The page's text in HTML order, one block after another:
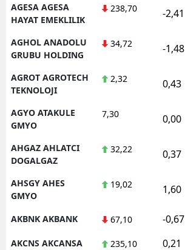
AGESA AGESA
HAYAT EMEKLILIK
238,70 -2,41
AGHOL ANADOLU
GRUBU HOLDING
34,72 -1,48
AGROT AGROTECH
TEKNOLOJI
2,32 0,43
AGYO ATAKULE
GMYO
7,30 0,00
AHGAZ AHLATCI
DOGALGAZ
32,22 0,37
AHSGY AHES
GMYO
19,02 1,60
AKBNK AKBANK 67,10 -0,67
AKCNS AKCANSA 235,10 0,21